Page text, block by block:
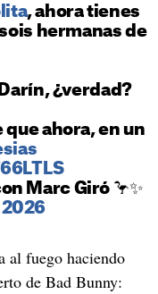
, ahora tienes
hermanas de
¿verdad?
que ahora, en un
Marc Giró 🦩✨
2026
al fuego haciendo
de Bad Bunny: